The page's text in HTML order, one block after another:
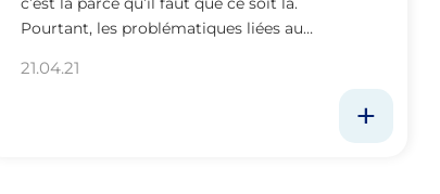
Pourtant, les problématiques liées au…
21.04.21